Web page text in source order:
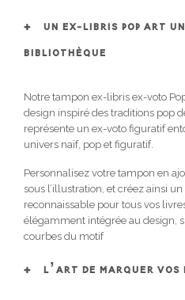
UN EX-LIBRIS POP ART
BIBLIOTHÈQUE
Notre tampon ex-libris ex-voto
design inspiré des traditions pop
représente un ex-voto figuratif
univers naïf, pop et figuratif.
Personnalisez votre tampon en
sous l’illustration, et créez ainsi
reconnaissable pour tous vos
élégamment intégrée au design,
courbes du motif
L’ART DE MARQUER